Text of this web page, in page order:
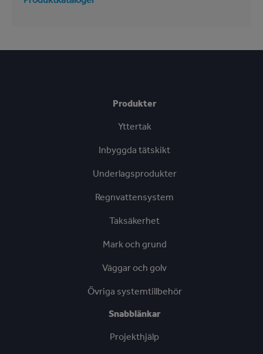
Produkter
Yttertak
Inbyggda tätskikt
Underlagsprodukter
Regnvattensystem
Taksäkerhet
Mark och grund
Väggar och golv
Övriga systemtillbehör
Snabblänkar
Projekthjälp